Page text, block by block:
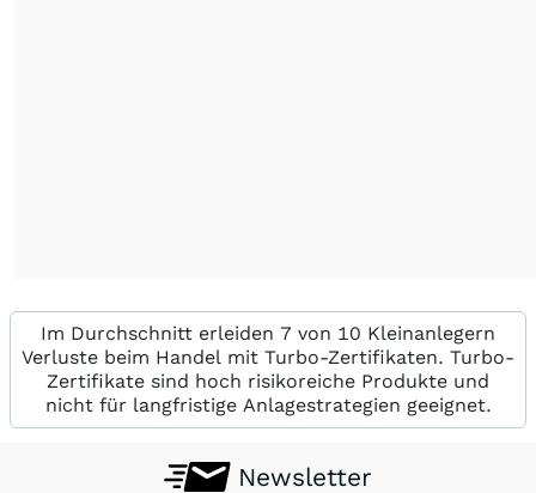
Im Durchschnitt erleiden 7 von 10 Kleinanlegern
Verluste beim Handel mit Turbo-Zertifikaten. Turbo-
Zertifikate sind hoch risikoreiche Produkte und
nicht für langfristige Anlagestrategien geeignet.
Newsletter